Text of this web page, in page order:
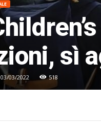
sì
03/03/2022 518